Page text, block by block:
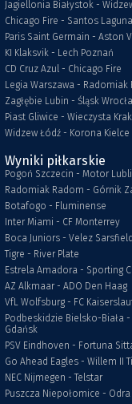
Jagiellonia Białystok -
Chicago Fire - Santos Laguna
Paris Saint Germain - Aston
KI Klaksvik - Lech Poznań
CD Cruz Azul - Chicago Fire
Legia Warszawa - Radomiak
Zagłębie Lubin - Śląsk
Piast Gliwice - Wieczysta
Widzew Łódź - Korona Kielce
Wyniki piłkarskie
Pogoń Szczecin - Motor
Radomiak Radom - Górnik
Botafogo - Fluminense
Inter Miami - CF Monterrey
Boca Juniors - Velez Sarsfield
Tigre - River Plate
Estrela Amadora - Sporting
AZ Alkmaar - ADO Den Haag
VfL Wolfsburg - FC
Podbeskidzie Bielsko-Biała
Gdańsk
PSV Eindhoven - Fortuna
Go Ahead Eagles - Willem II
NEC Nijmegen - Telstar
Puszcza Niepołomice -